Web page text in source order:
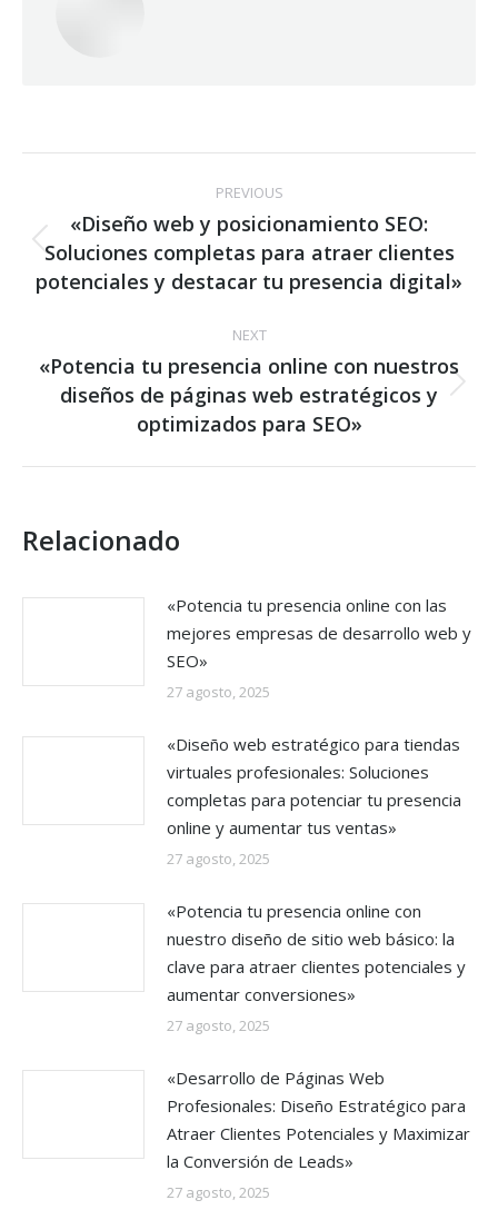
navigation
PREVIOUS
Previous
post:
«Diseño web y posicionamiento SEO:
Soluciones completas para atraer clientes
potenciales y destacar tu presencia digital»
NEXT
Next
post:
«Potencia tu presencia online con nuestros
diseños de páginas web estratégicos y
optimizados para SEO»
Relacionado
«Potencia tu presencia online con las
mejores empresas de desarrollo web y
SEO»
27 agosto, 2025
«Diseño web estratégico para tiendas
virtuales profesionales: Soluciones
completas para potenciar tu presencia
online y aumentar tus ventas»
27 agosto, 2025
«Potencia tu presencia online con
nuestro diseño de sitio web básico: la
clave para atraer clientes potenciales y
aumentar conversiones»
27 agosto, 2025
«Desarrollo de Páginas Web
Profesionales: Diseño Estratégico para
Atraer Clientes Potenciales y Maximizar
la Conversión de Leads»
27 agosto, 2025